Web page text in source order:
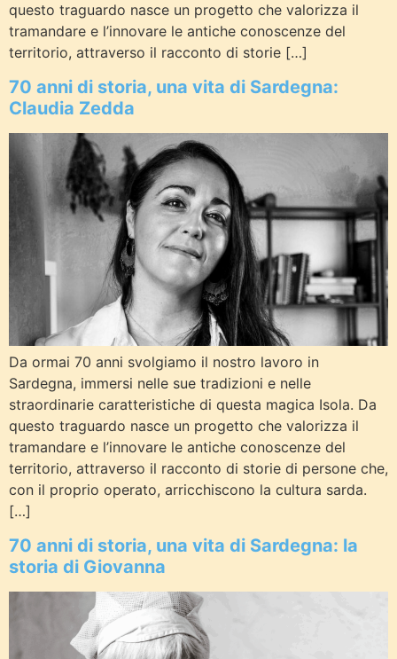
questo traguardo nasce un progetto che valorizza il
tramandare e l’innovare le antiche conoscenze del
territorio, attraverso il racconto di storie […]
70 anni di storia, una vita di Sardegna:
Claudia Zedda
Da ormai 70 anni svolgiamo il nostro lavoro in
Sardegna, immersi nelle sue tradizioni e nelle
straordinarie caratteristiche di questa magica Isola. Da
questo traguardo nasce un progetto che valorizza il
tramandare e l’innovare le antiche conoscenze del
territorio, attraverso il racconto di storie di persone che,
con il proprio operato, arricchiscono la cultura sarda.
[…]
70 anni di storia, una vita di Sardegna: la
storia di Giovanna